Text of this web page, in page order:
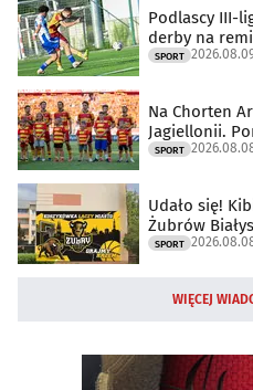
Podlascy III-
derby na
SPORT
Na Chorten
Jagiellonii.
SPORT
Udało się!
Żubrów
SPORT
WIĘCEJ